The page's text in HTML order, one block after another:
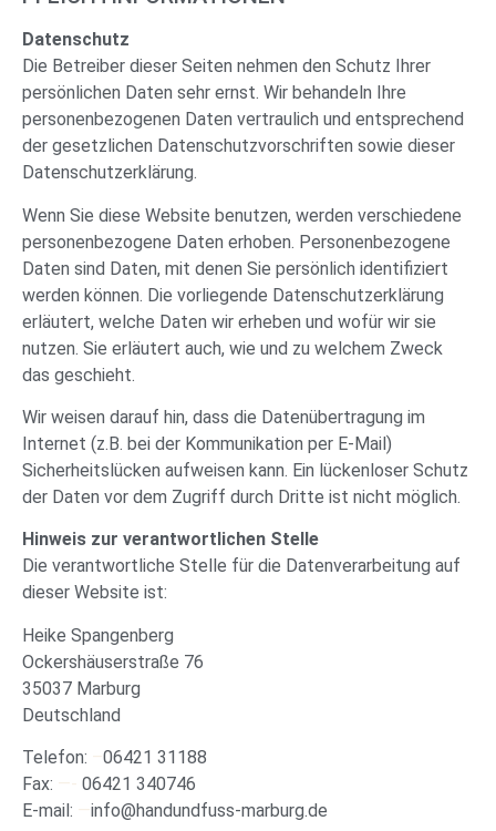
Datenschutz
Die Betreiber dieser Seiten nehmen den Schutz Ihrer
persönlichen Daten sehr ernst. Wir behandeln Ihre
personenbezogenen Daten vertraulich und entsprechend
der gesetzlichen Datenschutzvorschriften sowie dieser
Datenschutzerklärung.
Wenn Sie diese Website benutzen, werden verschiedene
personenbezogene Daten erhoben. Personenbezogene
Daten sind Daten, mit denen Sie persönlich identifiziert
werden können. Die vorliegende Datenschutzerklärung
erläutert, welche Daten wir erheben und wofür wir sie
nutzen. Sie erläutert auch, wie und zu welchem Zweck
das geschieht.
Wir weisen darauf hin, dass die Datenübertragung im
Internet (z.B. bei der Kommunikation per E-Mail)
Sicherheitslücken aufweisen kann. Ein lückenloser Schutz
der Daten vor dem Zugriff durch Dritte ist nicht möglich.
Hinweis zur verantwortlichen Stelle
Die verantwortliche Stelle für die Datenverarbeitung auf
dieser Website ist:
Heike Spangenberg
Ockershäuserstraße 76
35037 Marburg
Deutschland
Telefon: –06421 31188
Fax: —- 06421 340746
E-mail: —info@handundfuss-marburg.de